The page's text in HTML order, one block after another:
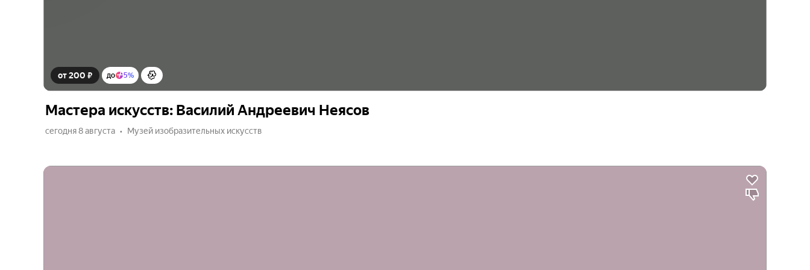
от 200 ₽ до 5%
Мастера искусств: Василий Андреевич Неясов
сегодня 8 августа Музей изобразительных искусств